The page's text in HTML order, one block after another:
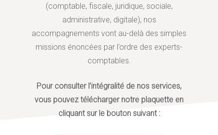
(comptable, fiscale, juridique, sociale,
administrative, digitale), nos
accompagnements vont au-delà des simples
missions énoncées par l’ordre des experts-
comptables.
Pour consulter l’intégralité de nos services,
vous pouvez télécharger notre plaquette en
cliquant sur le bouton suivant :